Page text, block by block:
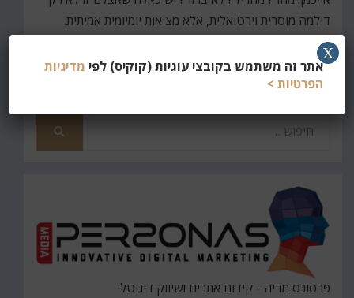
דילמה מוסרית וירטואלית, אלא מציאות יומיומית אמיתית.
קרא עוד
חפש
פרסונס מדיה - קידום אתרים ושיווק דיגיטלי
אתר זה משתמש בקובצי עוגיות (קוקיס) לפי מדיניות
הפרטיות >
X